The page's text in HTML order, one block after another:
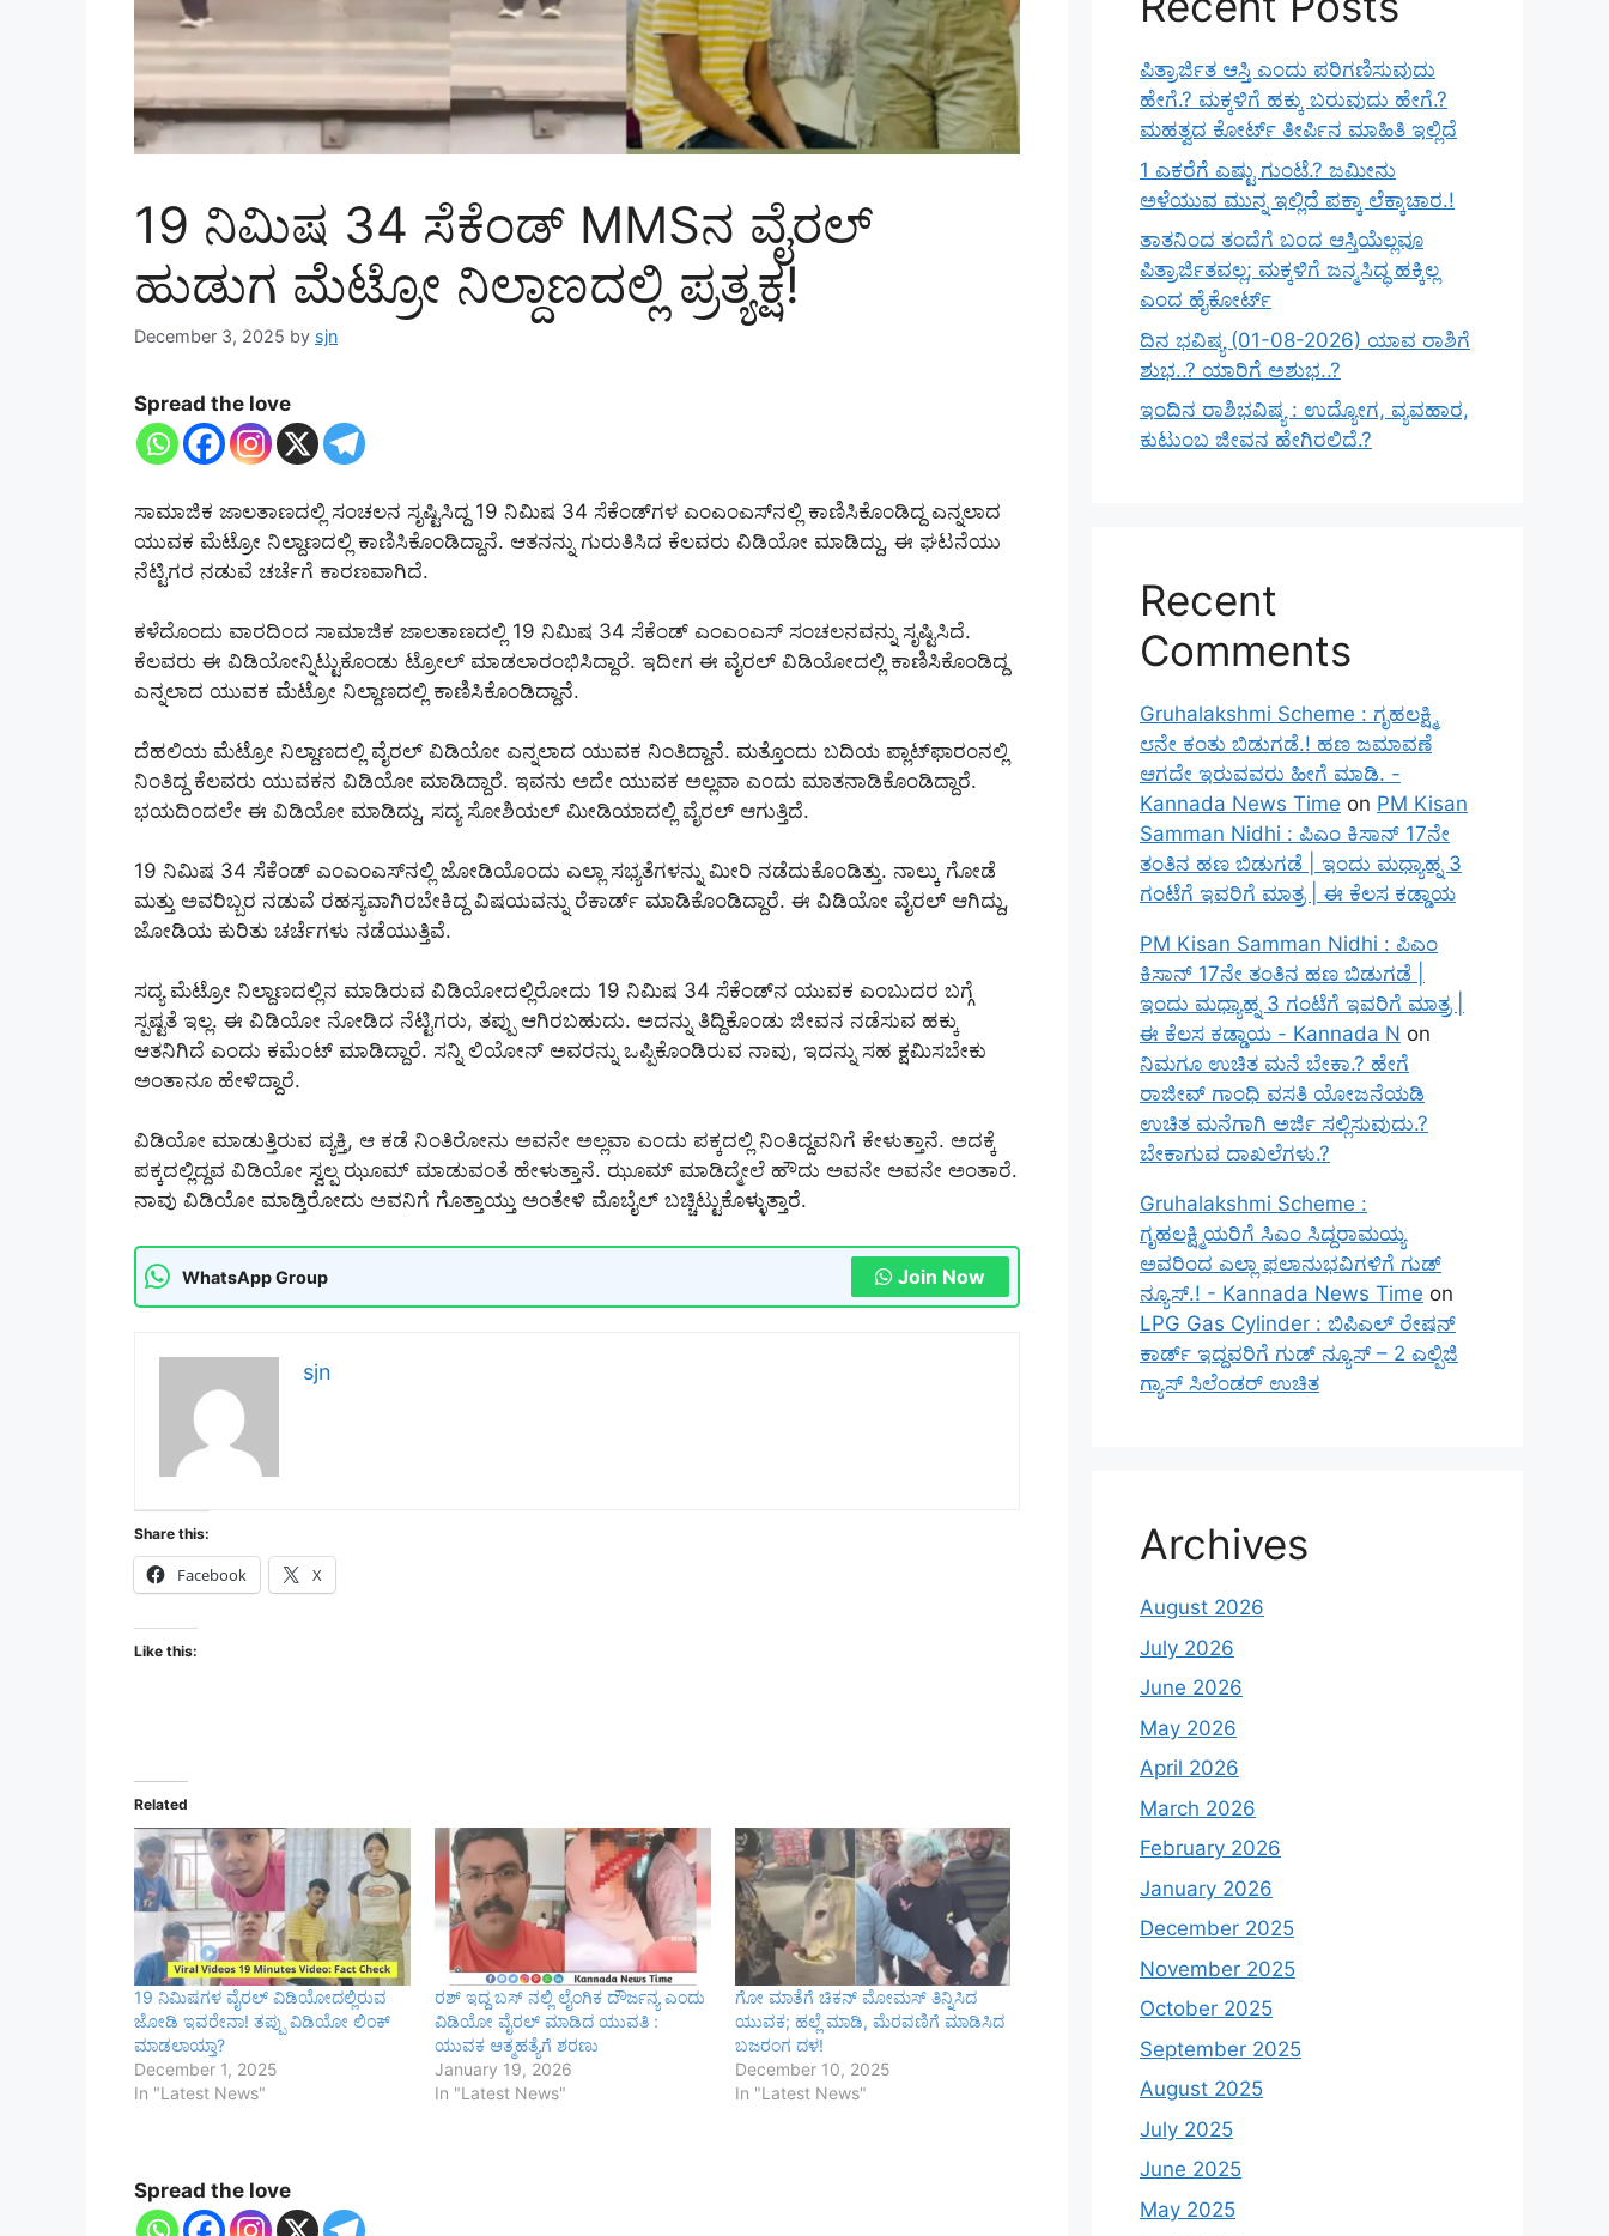
19 ನಿಮಿಷ 34 ಸೆಕೆಂಡ್‌ MMSನ ವೈರಲ್
ಹುಡುಗ ಮೆಟ್ರೋ ನಿಲ್ದಾಣದಲ್ಲಿ ಪ್ರತ್ಯಕ್ಷ!
December 3, 2025 by sjn
Spread the love
ಸಾಮಾಜಿಕ ಜಾಲತಾಣದಲ್ಲಿ ಸಂಚಲನ ಸೃಷ್ಟಿಸಿದ್ದ 19 ನಿಮಿಷ 34 ಸೆಕೆಂಡ್‌ಗಳ ಎಂಎಂಎಸ್‌ನಲ್ಲಿ ಕಾಣಿಸಿಕೊಂಡಿದ್ದ ಎನ್ನಲಾದ
ಯುವಕ ಮೆಟ್ರೋ ನಿಲ್ದಾಣದಲ್ಲಿ ಕಾಣಿಸಿಕೊಂಡಿದ್ದಾನೆ. ಆತನನ್ನು ಗುರುತಿಸಿದ ಕೆಲವರು ವಿಡಿಯೋ ಮಾಡಿದ್ದು, ಈ ಘಟನೆಯು
ನೆಟ್ಟಿಗರ ನಡುವೆ ಚರ್ಚೆಗೆ ಕಾರಣವಾಗಿದೆ.
ಕಳೆದೊಂದು ವಾರದಿಂದ ಸಾಮಾಜಿಕ ಜಾಲತಾಣದಲ್ಲಿ 19 ನಿಮಿಷ 34 ಸೆಕೆಂಡ್‌ ಎಂಎಂಎಸ್ ಸಂಚಲನವನ್ನು ಸೃಷ್ಟಿಸಿದೆ.
ಕೆಲವರು ಈ ವಿಡಿಯೋನ್ನಿಟ್ಟುಕೊಂಡು ಟ್ರೋಲ್ ಮಾಡಲಾರಂಭಿಸಿದ್ದಾರೆ. ಇದೀಗ ಈ ವೈರಲ್ ವಿಡಿಯೋದಲ್ಲಿ ಕಾಣಿಸಿಕೊಂಡಿದ್ದ
ಎನ್ನಲಾದ ಯುವಕ ಮೆಟ್ರೋ ನಿಲ್ದಾಣದಲ್ಲಿ ಕಾಣಿಸಿಕೊಂಡಿದ್ದಾನೆ.
ದೆಹಲಿಯ ಮೆಟ್ರೋ ನಿಲ್ದಾಣದಲ್ಲಿ ವೈರಲ್ ವಿಡಿಯೋ ಎನ್ನಲಾದ ಯುವಕ ನಿಂತಿದ್ದಾನೆ. ಮತ್ತೊಂದು ಬದಿಯ ಪ್ಲಾಟ್‌ಫಾರಂನಲ್ಲಿ
ನಿಂತಿದ್ದ ಕೆಲವರು ಯುವಕನ ವಿಡಿಯೋ ಮಾಡಿದ್ದಾರೆ. ಇವನು ಅದೇ ಯುವಕ ಅಲ್ಲವಾ ಎಂದು ಮಾತನಾಡಿಕೊಂಡಿದ್ದಾರೆ.
ಭಯದಿಂದಲೇ ಈ ವಿಡಿಯೋ ಮಾಡಿದ್ದು, ಸದ್ಯ ಸೋಶಿಯಲ್ ಮೀಡಿಯಾದಲ್ಲಿ ವೈರಲ್ ಆಗುತ್ತಿದೆ.
19 ನಿಮಿಷ 34 ಸೆಕೆಂಡ್‌ ಎಂಎಂಎಸ್‌ನಲ್ಲಿ ಜೋಡಿಯೊಂದು ಎಲ್ಲಾ ಸಭ್ಯತೆಗಳನ್ನು ಮೀರಿ ನಡೆದುಕೊಂಡಿತ್ತು. ನಾಲ್ಕು ಗೋಡೆ
ಮತ್ತು ಅವರಿಬ್ಬರ ನಡುವೆ ರಹಸ್ಯವಾಗಿರಬೇಕಿದ್ದ ವಿಷಯವನ್ನು ರೆಕಾರ್ಡ್ ಮಾಡಿಕೊಂಡಿದ್ದಾರೆ. ಈ ವಿಡಿಯೋ ವೈರಲ್ ಆಗಿದ್ದು,
ಜೋಡಿಯ ಕುರಿತು ಚರ್ಚೆಗಳು ನಡೆಯುತ್ತಿವೆ.
ಸದ್ಯ ಮೆಟ್ರೋ ನಿಲ್ದಾಣದಲ್ಲಿನ ಮಾಡಿರುವ ವಿಡಿಯೋದಲ್ಲಿರೋದು 19 ನಿಮಿಷ 34 ಸೆಕೆಂಡ್‌ನ ಯುವಕ ಎಂಬುದರ ಬಗ್ಗೆ
ಸ್ಪಷ್ಟತೆ ಇಲ್ಲ. ಈ ವಿಡಿಯೋ ನೋಡಿದ ನೆಟ್ಟಿಗರು, ತಪ್ಪು ಆಗಿರಬಹುದು. ಅದನ್ನು ತಿದ್ದಿಕೊಂಡು ಜೀವನ ನಡೆಸುವ ಹಕ್ಕು
ಆತನಿಗಿದೆ ಎಂದು ಕಮೆಂಟ್ ಮಾಡಿದ್ದಾರೆ. ಸನ್ನಿ ಲಿಯೋನ್‌ ಅವರನ್ನು ಒಪ್ಪಿಕೊಂಡಿರುವ ನಾವು, ಇದನ್ನು ಸಹ ಕ್ಷಮಿಸಬೇಕು
ಅಂತಾನೂ ಹೇಳಿದ್ದಾರೆ.
ವಿಡಿಯೋ ಮಾಡುತ್ತಿರುವ ವ್ಯಕ್ತಿ, ಆ ಕಡೆ ನಿಂತಿರೋನು ಅವನೇ ಅಲ್ಲವಾ ಎಂದು ಪಕ್ಕದಲ್ಲಿ ನಿಂತಿದ್ದವನಿಗೆ ಕೇಳುತ್ತಾನೆ. ಅದಕ್ಕೆ
ಪಕ್ಕದಲ್ಲಿದ್ದವ ವಿಡಿಯೋ ಸ್ವಲ್ಪ ಝೂಮ್ ಮಾಡುವಂತೆ ಹೇಳುತ್ತಾನೆ. ಝೂಮ್ ಮಾಡಿದ್ಮೇಲೆ ಹೌದು ಅವನೇ ಅವನೇ ಅಂತಾರೆ.
ನಾವು ವಿಡಿಯೋ ಮಾಡ್ತಿರೋದು ಅವನಿಗೆ ಗೊತ್ತಾಯ್ತು ಅಂತೇಳಿ ಮೊಬೈಲ್ ಬಚ್ಚಿಟ್ಟುಕೊಳ್ಳುತ್ತಾರೆ.
WhatsApp Group Join Now
sjn
Share this:
Facebook X
Like this:
Related
19 ನಿಮಿಷಗಳ ವೈರಲ್ ವಿಡಿಯೋದಲ್ಲಿರುವ
ಜೋಡಿ ಇವರೇನಾ! ತಪ್ಪು ವಿಡಿಯೋ ಲಿಂಕ್
ಮಾಡಲಾಯ್ತಾ?
December 1, 2025
In "Latest News"
ರಶ್ ಇದ್ದ ಬಸ್ ನಲ್ಲಿ ಲೈಂಗಿಕ ದೌರ್ಜನ್ಯ ಎಂದು
ವಿಡಿಯೋ ವೈರಲ್ ಮಾಡಿದ ಯುವತಿ :
ಯುವಕ ಆತ್ಮಹತ್ಯೆಗೆ ಶರಣು
January 19, 2026
In "Latest News"
ಗೋ ಮಾತೆಗೆ ಚಿಕನ್‌ ಮೋಮಸ್‌ ತಿನ್ನಿಸಿದ
ಯುವಕ; ಹಲ್ಲೆ ಮಾಡಿ, ಮೆರವಣಿಗೆ ಮಾಡಿಸಿದ
ಬಜರಂಗ ದಳ!
December 10, 2025
In "Latest News"
Spread the love
ಪಿತ್ರಾರ್ಜಿತ ಆಸ್ತಿ ಎಂದು ಪರಿಗಣಿಸುವುದು
ಹೇಗೆ.? ಮಕ್ಕಳಿಗೆ ಹಕ್ಕು ಬರುವುದು ಹೇಗೆ.?
ಮಹತ್ವದ ಕೋರ್ಟ್ ತೀರ್ಪಿನ ಮಾಹಿತಿ ಇಲ್ಲಿದೆ
1 ಎಕರೆಗೆ ಎಷ್ಟು ಗುಂಟೆ.? ಜಮೀನು
ಅಳೆಯುವ ಮುನ್ನ ಇಲ್ಲಿದೆ ಪಕ್ಕಾ ಲೆಕ್ಕಾಚಾರ.!
ತಾತನಿಂದ ತಂದೆಗೆ ಬಂದ ಆಸ್ತಿಯೆಲ್ಲವೂ
ಪಿತ್ರಾರ್ಜಿತವಲ್ಲ; ಮಕ್ಕಳಿಗೆ ಜನ್ಮಸಿದ್ಧ ಹಕ್ಕಿಲ್ಲ
ಎಂದ ಹೈಕೋರ್ಟ್
ದಿನ ಭವಿಷ್ಯ (01-08-2026) ಯಾವ ರಾಶಿಗೆ
ಶುಭ..? ಯಾರಿಗೆ ಅಶುಭ..?
ಇಂದಿನ ರಾಶಿಭವಿಷ್ಯ : ಉದ್ಯೋಗ, ವ್ಯವಹಾರ,
ಕುಟುಂಬ ಜೀವನ ಹೇಗಿರಲಿದೆ.?
Recent
Comments
Gruhalakshmi Scheme : ಗೃಹಲಕ್ಷ್ಮಿ
೮ನೇ ಕಂತು ಬಿಡುಗಡೆ.! ಹಣ ಜಮಾವಣೆ
ಆಗದೇ ಇರುವವರು ಹೀಗೆ ಮಾಡಿ. -
Kannada News Time on PM Kisan
Samman Nidhi : ಪಿಎಂ ಕಿಸಾನ್ 17ನೇ
ತಂತಿನ ಹಣ ಬಿಡುಗಡೆ | ಇಂದು ಮಧ್ಯಾಹ್ನ 3
ಗಂಟೆಗೆ ಇವರಿಗೆ ಮಾತ್ರ | ಈ ಕೆಲಸ ಕಡ್ಡಾಯ
PM Kisan Samman Nidhi : ಪಿಎಂ
ಕಿಸಾನ್ 17ನೇ ತಂತಿನ ಹಣ ಬಿಡುಗಡೆ |
ಇಂದು ಮಧ್ಯಾಹ್ನ 3 ಗಂಟೆಗೆ ಇವರಿಗೆ ಮಾತ್ರ |
ಈ ಕೆಲಸ ಕಡ್ಡಾಯ - Kannada N on
ನಿಮಗೂ ಉಚಿತ ಮನೆ ಬೇಕಾ.? ಹೇಗೆ
ರಾಜೀವ್ ಗಾಂಧಿ ವಸತಿ ಯೋಜನೆಯಡಿ
ಉಚಿತ ಮನೆಗಾಗಿ ಅರ್ಜಿ ಸಲ್ಲಿಸುವುದು.?
ಬೇಕಾಗುವ ದಾಖಲೆಗಳು.?
Gruhalakshmi Scheme :
ಗೃಹಲಕ್ಷ್ಮಿಯರಿಗೆ ಸಿಎಂ ಸಿದ್ದರಾಮಯ್ಯ
ಅವರಿಂದ ಎಲ್ಲಾ ಫಲಾನುಭವಿಗಳಿಗೆ ಗುಡ್
ನ್ಯೂಸ್.! - Kannada News Time on
LPG Gas Cylinder : ಬಿಪಿಎಲ್ ರೇಷನ್
ಕಾರ್ಡ್ ಇದ್ದವರಿಗೆ ಗುಡ್ ನ್ಯೂಸ್ – 2 ಎಲ್ಪಿಜಿ
ಗ್ಯಾಸ್ ಸಿಲೆಂಡರ್ ಉಚಿತ
Archives
August 2026
July 2026
June 2026
May 2026
April 2026
March 2026
February 2026
January 2026
December 2025
November 2025
October 2025
September 2025
August 2025
July 2025
June 2025
May 2025